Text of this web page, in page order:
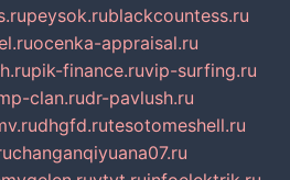
peysok.rublackcountess.ru
ocenka-appraisal.ru
pik-finance.ruvip-surfing.ru
clan.rudr-pavlush.ru
dhgfd.rutesotomeshell.ru
changanqiyuana07.ru